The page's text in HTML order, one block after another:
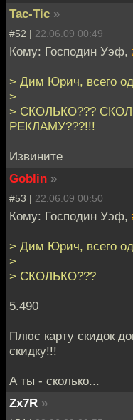
Tac-Tic »
#52 | 22.06.09 00:49
Кому: Господин Уэф,
> Дим Юрич, всего
>
> СКОЛЬКО???
РЕКЛАМУ???!!!
Извините
Goblin »
#53 | 22.06.09 00:50
Кому: Господин Уэф,
> Дим Юрич, всего
>
> СКОЛЬКО???
5.490
Плюс карту скидок
скидку!!!
А ты - сколько...
Zx7R »